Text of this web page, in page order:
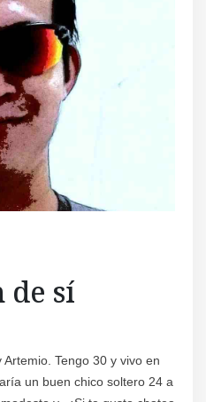
de sí
Tengo 30 y vivo en
un buen chico soltero 24 a